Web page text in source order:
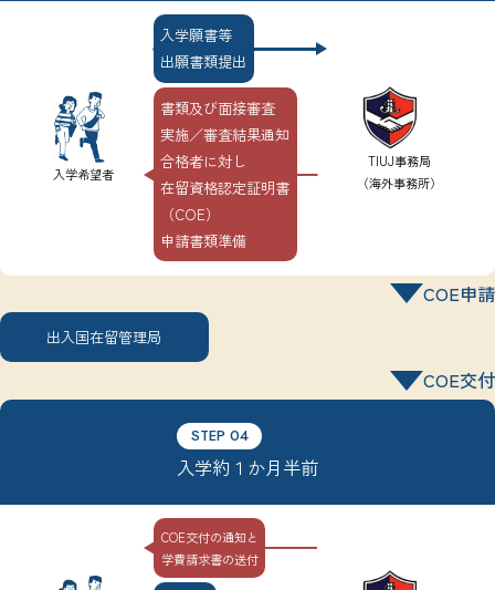
入学希望者
入学願書等
出願書類提出
書類及び面接審査
実施／審査結果通知
合格者に対し
在留資格認定証明書
（COE）
申請書類準備
TIUJ事務局
（海外事務所）
COE申請
出入国在留管理局
COE交付
STEP 04
入学約１か月半前
COE交付の通知と
学費請求書の送付